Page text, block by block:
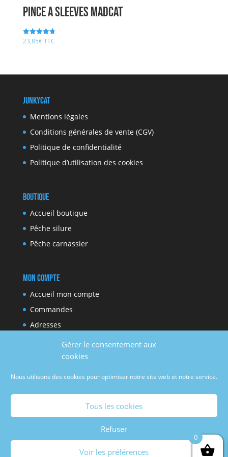
Gérer le consentement aux
cookies
Nous utilisons des cookies pour optimiser notre site web et notre service.
Tous les cookies
Refuser
Voir les préférences
Pince A SLEEVES MADCAT
Note
23,85€TTC
JunkyCat
Mentions légales
Conditions générales de vente (CGV)
Politique de confidentialité
Politique d’utilisation des cookies
Boutique
Accueil boutique
Pêche silure
Pêche carnassier
Mon compte
Accueil mon compte
Commandes
Adresses
Moyens de paiement
Détails du compte
Youtube
0